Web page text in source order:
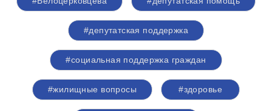
#депутатская поддержка
#социальная поддержка граждан
#жилищные вопросы #здоровье